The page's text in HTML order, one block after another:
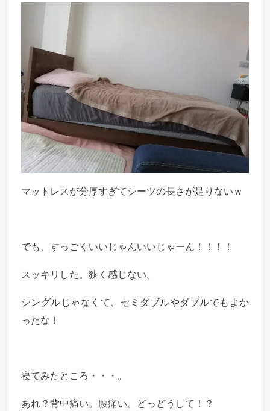
マットレスが分厚すぎてシーツの長さが足りないｗ
でも、すっごくいいじゃんいいじゃーん！！！！
スッキリした。狭く感じない。
シングルじゃなくて、セミダブルやダブルでもよか
ったな！
寝てみたところ・・・。
あれ？背中痛い。腰痛い。どっどうして！？